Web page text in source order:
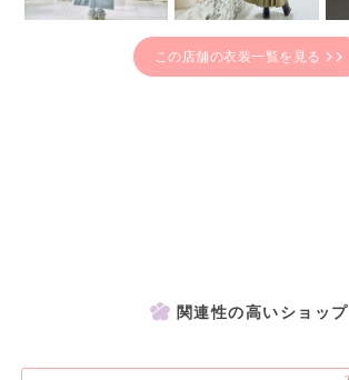
この店舗の衣装一覧を見る
関連性の高いショップ